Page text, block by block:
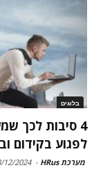
בלוגים
4 סיבות לכך
לפגוע בקידום
מערכת HRus -
12/2024